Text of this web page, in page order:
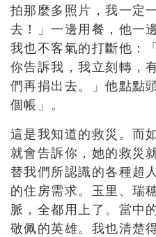
拍那麼多照片，我一定
去！」一邊用餐，他一
我也不客氣的打斷他：
你告訴我，我立刻轉，
們再捐出去。」他點點
個帳」。
這是我知道的救災。而
就會告訴你，她的救災
替我們所認識的各種超
的住房需求。玉里、瑞
脈，全都用上了。當中
敬佩的英雄。我也清楚